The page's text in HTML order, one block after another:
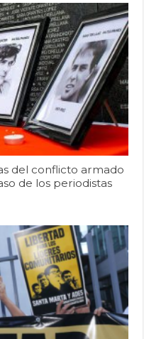
del conflicto armado
de los periodistas